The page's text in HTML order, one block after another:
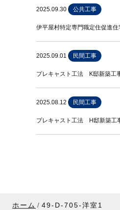
2025.09.30 公共工事
伊平屋村特定専門職定住促進
2025.09.01 民間工事
プレキャスト工法 K邸新築
2025.08.12 民間工事
プレキャスト工法 H邸新築
ホーム 49-D-705-洋室1